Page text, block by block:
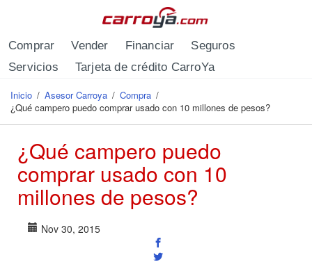
Comprar Vender Financiar
Seguros
Servicios
Tarjeta de crédito CarroYa
Se encuentra usted aquí
Inicio / Asesor Carroya / Compra /
¿Qué campero puedo comprar usado con 10 millones de pesos?
¿Qué campero puedo
comprar usado con 10
millones de pesos?
Nov 30, 2015